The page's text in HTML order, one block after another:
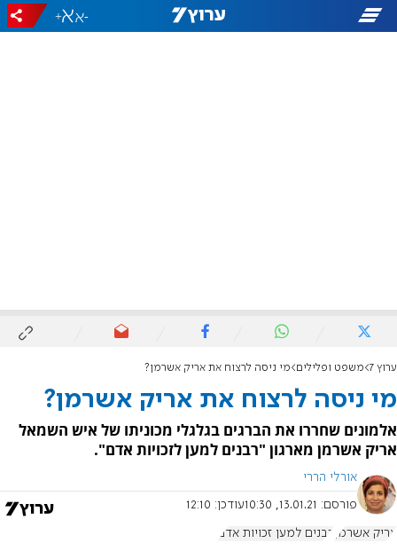
-
+
ערוץ 7 משפט ופלילים מי ניסה לרצוח את אריק אשרמן?
מי ניסה לרצוח את אריק אשרמן?
אלמונים שחררו את הברגים בגלגלי מכוניתו של איש השמאל
אריק אשרמן מארגון "רבנים למען לזכויות אדם".
אורלי הררי
פורסם: 13.01.21, 10:30 עודכן: 12:10
אריק אשרמן רבנים למען זכויות אדם